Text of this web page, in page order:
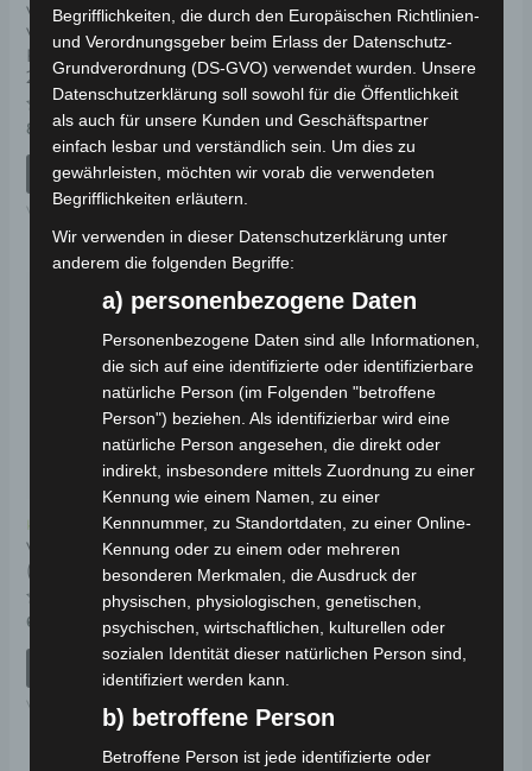
VM4 LENKSÄULE UND
VORDERES
FEDERUNGSSET (2019-
2021)
Bewertet
mit
0
89,00 € *
IN DEN WARENKORB
VM4
VM4 HINTERE
FEDERUNG
mit
von
5
59,00 *
IN DEN WARENKORB
VM4
Kostenloser Versand
VM4 VORDERGABEL
(2015-2018 MODELL)
Bewertet
0
69,00
VM4
Begrifflichkeiten, die durch den Europäischen Richtlinien-
und Verordnungsgeber beim Erlass der Datenschutz-
Grundverordnung (DS-GVO) verwendet wurden. Unsere
Datenschutzerklärung soll sowohl für die Öffentlichkeit
als auch für unsere Kunden und Geschäftspartner
einfach lesbar und verständlich sein. Um dies zu
gewährleisten, möchten wir vorab die verwendeten
Begrifflichkeiten erläutern.
Wir verwenden in dieser Datenschutzerklärung unter
anderem die folgenden Begriffe:
a) personenbezogene Daten
Personenbezogene Daten sind alle Informationen,
die sich auf eine identifizierte oder identifizierbare
natürliche Person (im Folgenden "betroffene
Person") beziehen. Als identifizierbar wird eine
natürliche Person angesehen, die direkt oder
indirekt, insbesondere mittels Zuordnung zu einer
Kennung wie einem Namen, zu einer
Kennnummer, zu Standortdaten, zu einer Online-
Kennung oder zu einem oder mehreren
besonderen Merkmalen, die Ausdruck der
physischen, physiologischen, genetischen,
psychischen, wirtschaftlichen, kulturellen oder
sozialen Identität dieser natürlichen Person sind,
identifiziert werden kann.
b) betroffene Person
Betroffene Person ist jede identifizierte oder